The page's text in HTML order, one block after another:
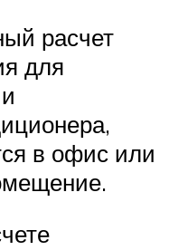
расчет
для
в офис или